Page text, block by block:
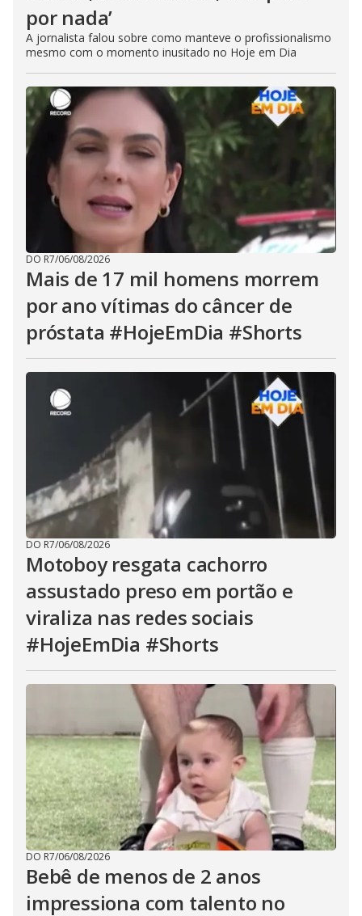
por nada’
A jornalista falou sobre como manteve o profissionalismo
mesmo com o momento inusitado no Hoje em Dia
DO R7/06/08/2026
Mais de 17 mil homens morrem
por ano vítimas do câncer de
próstata #HojeEmDia #Shorts
DO R7/06/08/2026
Motoboy resgata cachorro
assustado preso em portão e
viraliza nas redes sociais
#HojeEmDia #Shorts
DO R7/06/08/2026
Bebê de menos de 2 anos
impressiona com talento no